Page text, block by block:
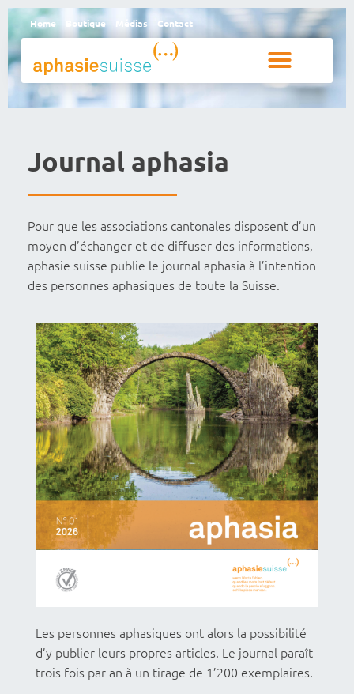
Home Boutique Médias Contact
Journal aphasia
Pour que les associations cantonales disposent d’un
moyen d’échanger et de diffuser des informations,
aphasie suisse publie le journal aphasia à l’intention
des personnes aphasiques de toute la Suisse.
Les personnes aphasiques ont alors la possibilité
d’y publier leurs propres articles. Le journal paraît
trois fois par an à un tirage de 1’200 exemplaires.